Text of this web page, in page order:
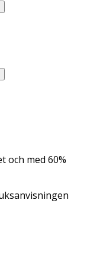
och med 60%